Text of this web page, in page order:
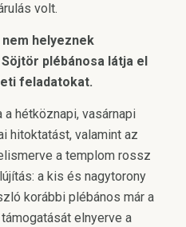
volt.
nem helyeznek
plébánosa látja el
feladatokat.
hétköznapi, vasárnapi
hitoktatást, valamint az
a templom rossz
a kis és nagytorony
korábbi plébános már a
elnyerve a